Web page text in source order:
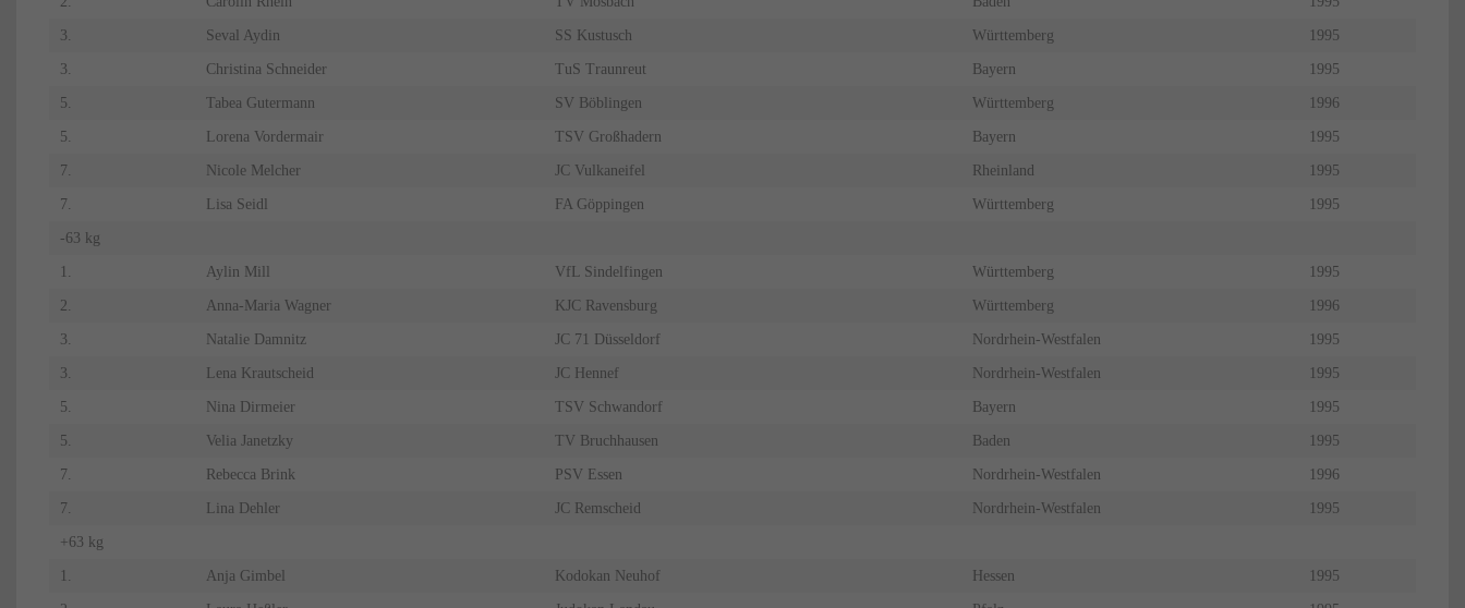
3. Seval Aydin SS Kustusch Württemberg 1995
3. Christina Schneider TuS Traunreut Bayern 1995
5. Tabea Gutermann SV Böblingen Württemberg 1996
5. Lorena Vordermair TSV Großhadern Bayern 1995
7. Nicole Melcher JC Vulkaneifel Rheinland 1995
7. Lisa Seidl FA Göppingen Württemberg 1995
-63 kg
1. Aylin Mill VfL Sindelfingen Württemberg 1995
2. Anna-Maria Wagner KJC Ravensburg Württemberg 1996
3. Natalie Damnitz JC 71 Düsseldorf Nordrhein-Westfalen 1995
3. Lena Krautscheid JC Hennef Nordrhein-Westfalen 1995
5. Nina Dirmeier TSV Schwandorf Bayern 1995
5. Velia Janetzky TV Bruchhausen Baden 1995
7. Rebecca Brink PSV Essen Nordrhein-Westfalen 1996
7. Lina Dehler JC Remscheid Nordrhein-Westfalen 1995
+63 kg
1. Anja Gimbel Kodokan Neuhof Hessen 1995